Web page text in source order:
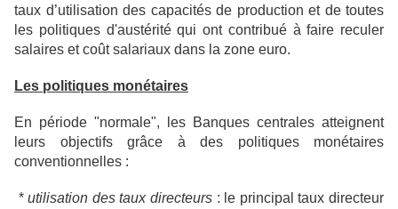
taux d’utilisation des capacités de production et de toutes
les politiques d'austérité qui ont contribué à faire reculer
salaires et coût salariaux dans la zone euro.
Les politiques monétaires
En période "normale", les Banques centrales atteignent
leurs objectifs grâce à des politiques monétaires
conventionnelles :
*utilisation des taux directeurs : le principal taux directeur